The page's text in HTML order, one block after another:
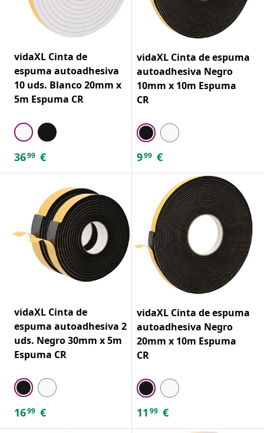
vidaXL Cinta de
espuma autoadhesiva
10 uds. Blanco 20mm x
5m Espuma CR
3699 €
vidaXL Cinta de espuma
autoadhesiva Negro
10mm x 10m Espuma
CR
999 €
vidaXL Cinta de
espuma autoadhesiva 2
uds. Negro 30mm x 5m
Espuma CR
1699 €
vidaXL Cinta de espuma
autoadhesiva Negro
20mm x 10m Espuma
CR
11 99 €